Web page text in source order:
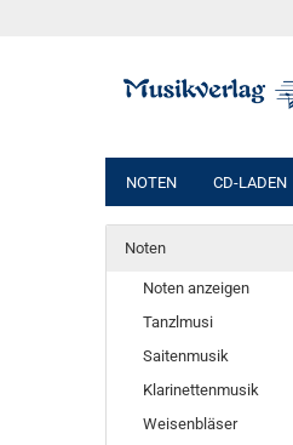
NOTEN CD-LADEN
Noten
Noten anzeigen
Tanzlmusi
Saitenmusik
Klarinettenmusik
Weisenbläser